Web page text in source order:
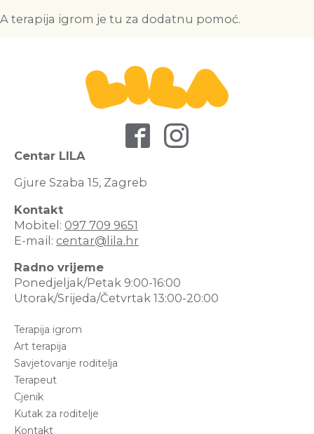
A terapija igrom je tu za dodatnu pomoć.
Centar LILA
Gjure Szaba 15, Zagreb
Kontakt
Mobitel: 097 709 9651
E-mail: centar@lila.hr
Radno vrijeme
Ponedjeljak/Petak 9:00-16:00
Utorak/Srijeda/Četvrtak 13:00-20:00
Terapija igrom
Art terapija
Savjetovanje roditelja
Terapeut
Cjenik
Kutak za roditelje
Kontakt